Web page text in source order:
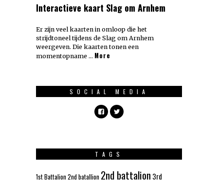
Interactieve kaart Slag om Arnhem
Er zijn veel kaarten in omloop die het
strijdtoneel tijdens de Slag om Arnhem
weergeven. Die kaarten tonen een
momentopname … More
SOCIAL MEDIA
TAGS
1st Battalion2nd batallion 2nd battalion 3rd